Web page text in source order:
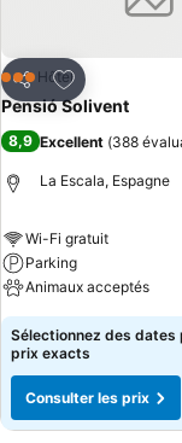
Partager
Ajouter à mes
3 ÉtoilesHôtel
Pensió Solivent
8,9 Excellent (388
La Escala, Espagne
Wi-Fi gratuit
Parking
Animaux acceptés
Sélectionnez des dates
prix exacts
Consulter les prix